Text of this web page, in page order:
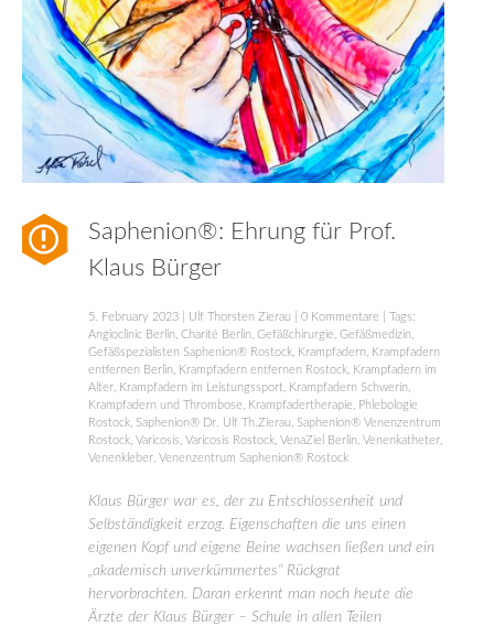
Saphenion®: Ehrung für Prof.
Klaus Bürger
5. February 2023 Ulf Thorsten Zierau 0 Kommentare | Tags:
Angioclinic Berlin Charité Berlin Gefäßchirurgie Gefäßmedizin
Gefäßspezialisten Saphenion® Rostock
Krampfadern
Krampfadern
entfernen Berlin
Krampfadern entfernen Rostock
Krampfadern im
Alter
Krampfadern im Leistungssport Krampfadern Schwerin
Krampfadern und Thrombose
Krampfadertherapie
Phlebologie
Rostock Saphenion® Dr. Ulf Th.Zierau
Saphenion® Venenzentrum
Rostock Varicosis Varicosis Rostock VenaZiel Berlin Venenkatheter
Venenkleber Venenzentrum Saphenion® Rostock
Klaus Bürger war es, der zu Entschlossenheit und
Selbständigkeit erzog. Eigenschaften die uns einen
eigenen Kopf und eigene Beine wachsen ließen und ein
„akademisch unverkümmertes“ Rückgrat
hervorbrachten. Daran erkennt man noch heute die
Ärzte der Klaus Bürger – Schule in allen Teilen